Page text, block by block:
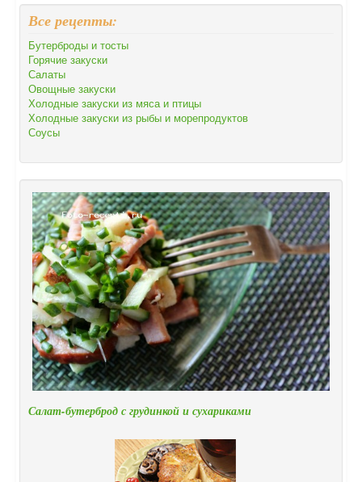
Все рецепты:
Бутерброды и тосты
Горячие закуски
Салаты
Овощные закуски
Холодные закуски из мяса и птицы
Холодные закуски из рыбы и морепродуктов
Соусы
Салат-бутерброд с грудинкой и сухариками